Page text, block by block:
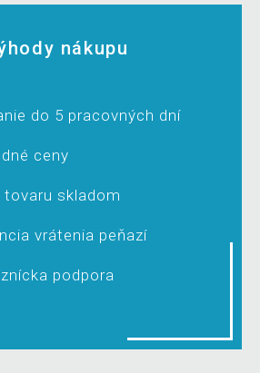
nákupu
do 5 pracovných dní
ceny
tovaru skladom
vrátenia peňazí
podpora